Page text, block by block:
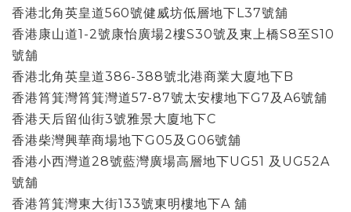
香港北角英皇道560號健威坊低層地下L37號舖
香港康山道1-2號康怡廣場2樓S30號及東上橋S8至S10
號舖
香港北角英皇道386-388號北港商業大廈地下B
香港筲箕灣筲箕灣道57-87號太安樓地下G7及A6號舖
香港天后留仙街3號雅景大廈地下C
香港柴灣興華商場地下G05及G06號舖
香港小西灣道28號藍灣廣場高層地下UG51 及UG52A
號舖
香港筲箕灣東大街133號東明樓地下A 舖